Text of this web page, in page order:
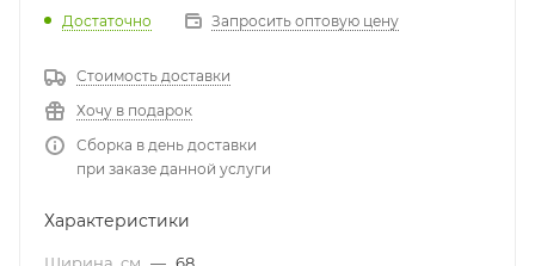
Достаточно Запросить оптовую цену
Стоимость доставки
Хочу в подарок
Сборка в день доставки
при заказе данной услуги
Характеристики